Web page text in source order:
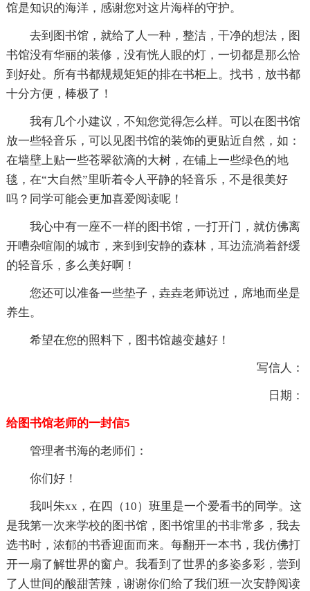
馆是知识的海洋，感谢您对这片海样的守护。
去到图书馆，就给了人一种，整洁，干净的想法，图
书馆没有华丽的装修，没有恍人眼的灯，一切都是那么恰
到好处。所有书都规规矩矩的排在书柜上。找书，放书都
十分方便，棒极了！
我有几个小建议，不知您觉得怎么样。可以在图书馆
放一些轻音乐，可以见图书馆的装饰的更贴近自然，如：
在墙壁上贴一些苍翠欲滴的大树，在铺上一些绿色的地
毯，在“大自然”里听着令人平静的轻音乐，不是很美好
吗？同学可能会更加喜爱阅读呢！
我心中有一座不一样的图书馆，一打开门，就仿佛离
开嘈杂喧闹的城市，来到到安静的森林，耳边流淌着舒缓
的轻音乐，多么美好啊！
您还可以准备一些垫子，垚垚老师说过，席地而坐是
养生。
希望在您的照料下，图书馆越变越好！
写信人：
日期：
给图书馆老师的一封信5
管理者书海的老师们：
你们好！
我叫朱xx，在四（10）班里是一个爱看书的同学。这
是我第一次来学校的图书馆，图书馆里的书非常多，我去
选书时，浓郁的书香迎面而来。每翻开一本书，我仿佛打
开一扇了解世界的窗户。我看到了世界的多姿多彩，尝到
了人世间的酸甜苦辣，谢谢你们给了我们班一次安静阅读